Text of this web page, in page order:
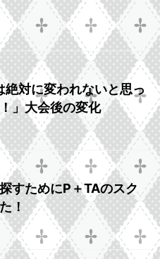
絶対に変われないと思っ
」大会後の変化
すためにP＋TAのスク
！